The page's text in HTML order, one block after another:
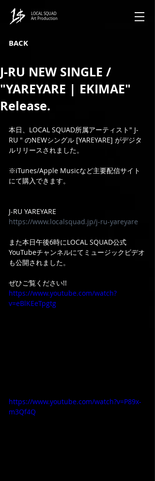
LOCAL SQUAD
Art Production
BACK
J-RU NEW SINGLE /
"YAREYARE | EKIMAE"
Release.
本日、LOCAL SQUAD所属アーティスト" J-
RU " のNEWシングル [YAREYARE] がデジタ
ルリリースされました。
※iTunes/Apple Musicなど主要配信サイト
にて購入できます。
J-RU YAREYARE
https://www.localsquad.jp/j-ru-yareyare
また本日午後6時にLOCAL SQUAD公式
YouTubeチャンネルにてミュージックビデオ
も公開されました。
ぜひご覧ください!!
https://www.youtube.com/watch?
v=eBlKEeTpgtg
https://www.youtube.com/watch?v=P89x-
m3Qf4Q